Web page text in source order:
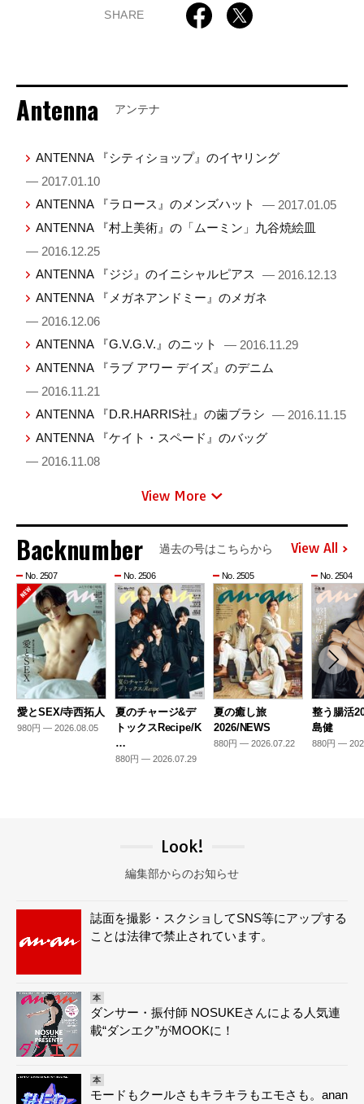
SHARE
Antenna アンテナ
ANTENNA 『シティショップ』のイヤリング
— 2017.01.10
ANTENNA 『ラロース』のメンズハット
— 2017.01.05
ANTENNA 『村上美術』の「ムーミン」九谷焼絵皿
— 2016.12.25
ANTENNA 『ジジ』のイニシャルピアス
— 2016.12.13
ANTENNA 『メガネアンドミー』のメガネ
— 2016.12.06
ANTENNA 『G.V.G.V.』のニット
— 2016.11.29
ANTENNA 『ラブ アワー デイズ』のデニム
— 2016.11.21
ANTENNA 『D.R.HARRIS社』の歯ブラシ — 2016.11.15
ANTENNA 『ケイト・スペード』のバッグ
— 2016.11.08
View More
Backnumber 過去の号はこちらから View All
No. 2507
愛とSEX/寺西拓人
980円 — 2026.08.05
No. 2506
夏のチャージ&デ
トックスRecipe/K
…
880円 — 2026.07.29
No. 2505
夏の癒し旅
2026/NEWS
880円 — 2026.07.22
No. 2504
整う腸活
島健
880円 —
Look!
編集部からのお知らせ
誌面を撮影・スクショしてSNS等にアップする
ことは法律で禁止されています。
本
ダンサー・振付師 NOSUKEさんによる人気連
載“ダンエク”がMOOKに！
本
モードもクールさもキラキラもエモさも。anan